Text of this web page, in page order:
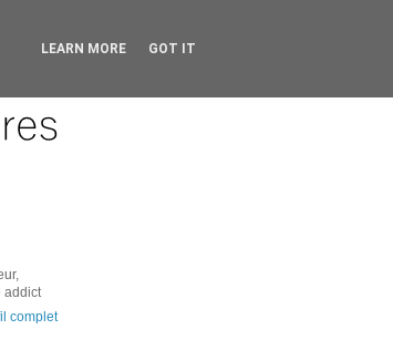
addict
complet
LEARN MORE GOT IT